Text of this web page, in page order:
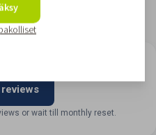
or wait till monthly reset.